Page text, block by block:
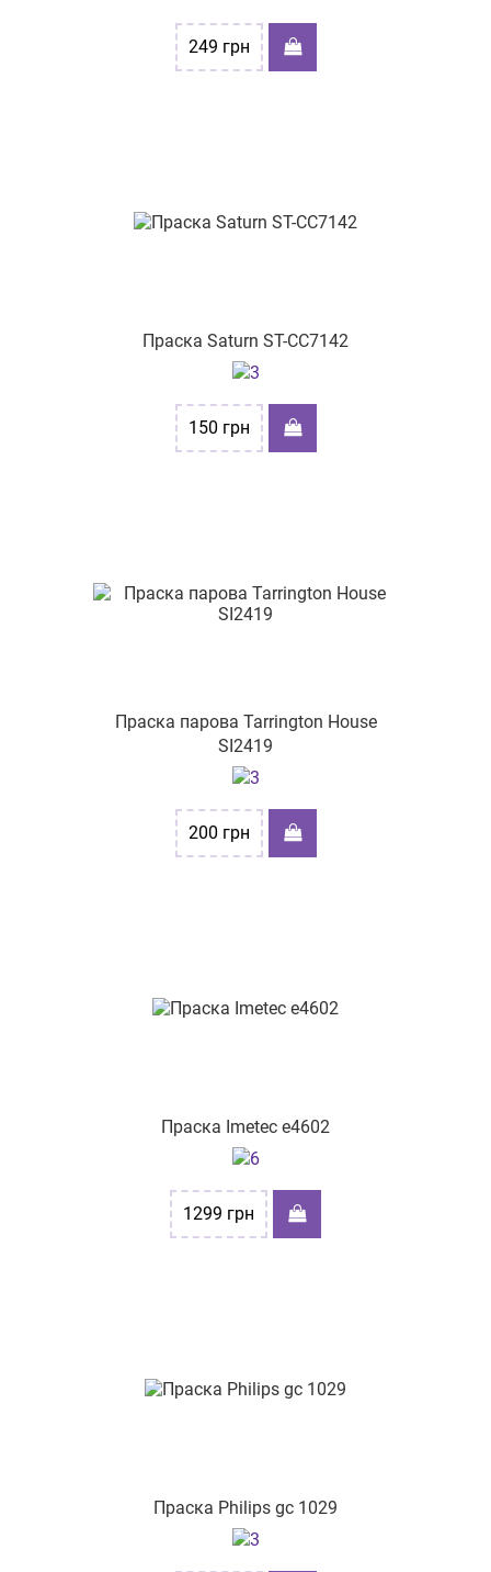
249 грн
Праска Saturn ST-CC7142
150 грн
Праска парова Tarrington House
SI2419
200 грн
Праска Imetec e4602
1299 грн
Праска Philips gc 1029